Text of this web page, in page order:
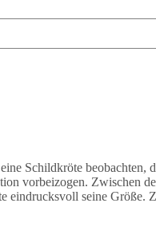
Schildkröte beobachten,
vorbeizogen. Zwischen
eindrucksvoll seine